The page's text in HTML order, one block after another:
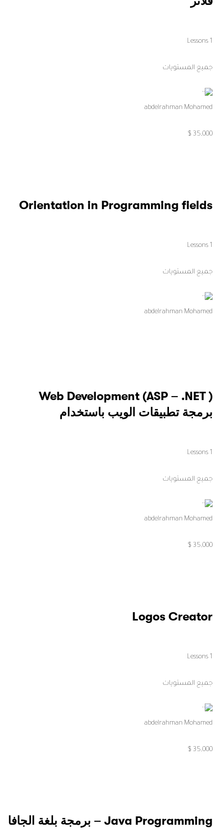
1 Lessons
جميع المستويات
abdelrahman Mohamed
35,000 $
Orientation in Programming fields
1 Lessons
جميع المستويات
abdelrahman Mohamed
Web Development (ASP – .NET )
برمجة تطبيقات الويب باستخدام
1 Lessons
جميع المستويات
abdelrahman Mohamed
35,000 $
Logos Creator
1 Lessons
جميع المستويات
abdelrahman Mohamed
35,000 $
Java Programming – برمجة بلغة الجافا